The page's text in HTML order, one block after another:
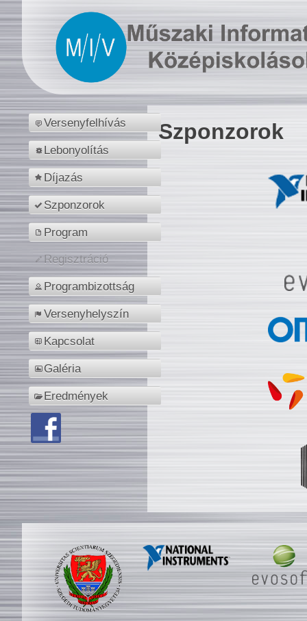
Versenyfelhívás
Lebonyolítás
Díjazás
Szponzorok
Program
Regisztráció
Programbizottság
Versenyhelyszín
Kapcsolat
Galéria
Eredmények
Szponzorok